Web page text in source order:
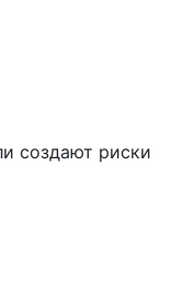
создают риски